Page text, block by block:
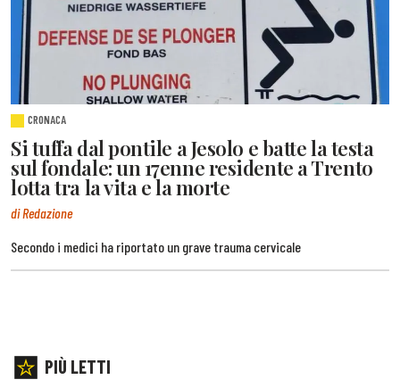
CRONACA
Si tuffa dal pontile a Jesolo e batte la testa
sul fondale: un 17enne residente a Trento
lotta tra la vita e la morte
di Redazione
Secondo i medici ha riportato un grave trauma cervicale
PIÙ LETTI